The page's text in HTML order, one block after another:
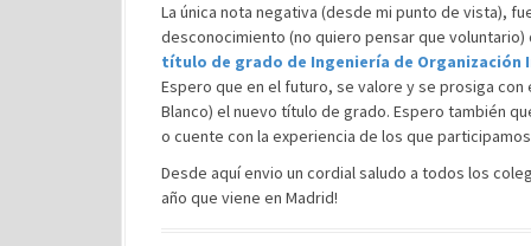
La única nota negativa (desde mi punto de vista),
desconocimiento (no quiero pensar que
título de grado de Ingeniería de Organización
Espero que en el futuro, se valore y se prosiga
Blanco) el nuevo título de grado. Espero también
o cuente con la experiencia de los que
Desde aquí envio un cordial saludo a todos los
año que viene en Madrid!